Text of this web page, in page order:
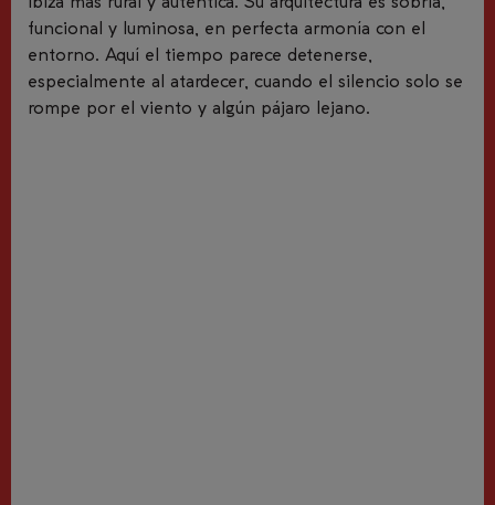
funcional y luminosa, en perfecta armonía con el
entorno. Aquí el tiempo parece detenerse,
especialmente al atardecer, cuando el silencio solo se
rompe por el viento y algún pájaro lejano.